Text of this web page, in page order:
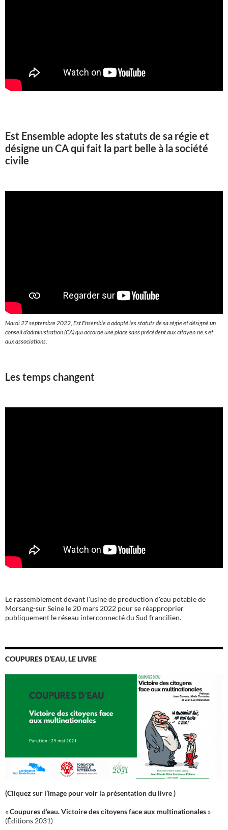
Est Ensemble adopte les statuts de sa régie et
désigne un CA qui fait la part belle à la société
civile
Mardi 27 septembre 2022, Est Ensemble a adopté les statuts de sa régie et désigné un
conseil d’administration (CA) qui accorde une place sans précédent aux citoyen.ne.s et
aux associations.
Les temps changent
Le rassemblement devant l'usine de production d'eau potable de
Morsang-sur Seine le 20 mars 2022 pour se réapproprier
publiquement le réseau interconnecté du Sud francilien.
COUPURES D’EAU, LE LIVRE
(Cliquez sur l’image pour voir la présentation du livre )
«Coupures d’eau. Victoire des citoyens face aux multinationales »
(Éditions 2031)